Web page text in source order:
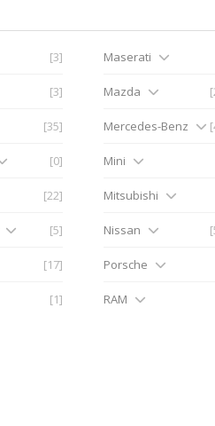
[3]
[3]
[35]
[0]
[22]
[5]
[17]
[1]
Maserati
Mazda
Mercedes-Benz
Mini
Mitsubishi
Nissan
Porsche
RAM